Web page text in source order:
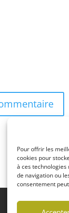
Pour offrir les
cookies pour
à ces
de navigation ou
consentement